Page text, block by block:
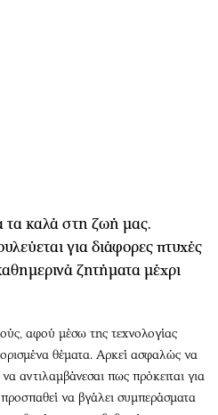
Uncut
Προσφορές
Προσωπικότητες στην ''Κ''
τα καλά στη ζωή μας.
για διάφορες πτυχές
ζητήματα μέχρι
αφού μέσω της τεχνολογίας
θέματα. Αρκεί ασφαλώς να
αντιλαμβάνεσαι πως πρόκειται για
να βγάλει συμπεράσματα